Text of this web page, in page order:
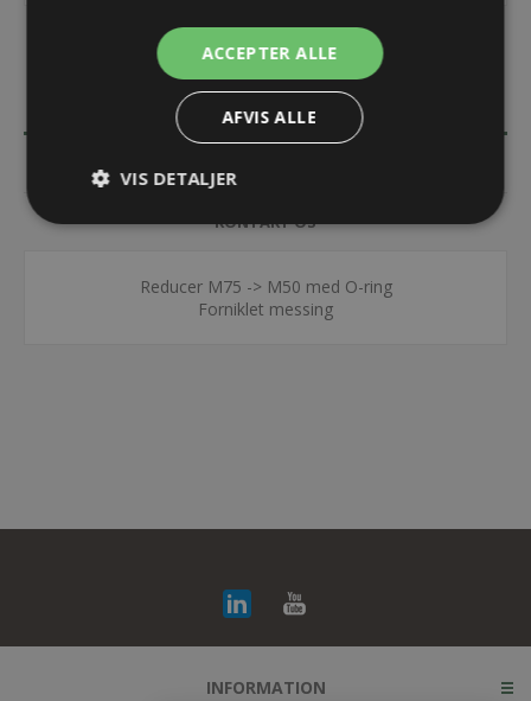
KONTAKT OS
Reducer M75 -> M50 med O-ring
Forniklet messing
INFORMATION
ACCEPTER ALLE
AFVIS ALLE
VIS DETALJER